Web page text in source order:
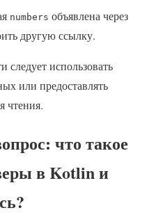
numbers объявлена через
другую ссылку.
следует использовать
или предоставлять
чтения.
что такое
в Kotlin и